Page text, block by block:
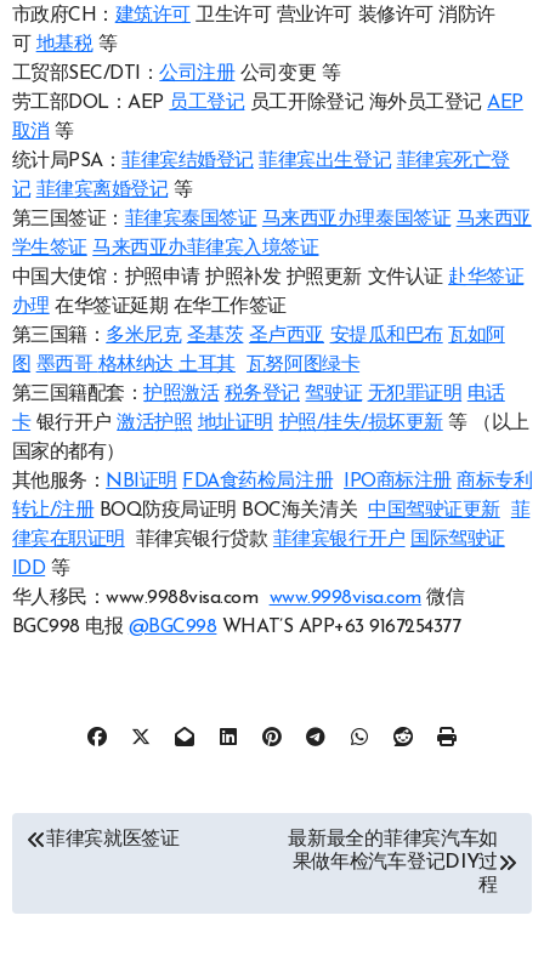
市政府CH： 建筑许可 卫生许可 营业许可 装修许可 消防许
可 地基税等
工贸部SEC/DTI：公司注册公司变更 等
劳工部DOL：AEP 员工登记员工开除登记 海外员工登记AEP
取消 等
统计局PSA：菲律宾结婚登记 菲律宾出生登记 菲律宾死亡登
记 菲律宾离婚登记等
第三国签证： 菲律宾泰国签证 马来西亚办理泰国签证 马来西亚
学生签证 马来西亚办菲律宾入境签证
中国大使馆：护照申请 护照补发 护照更新 文件认证 赴华签证
办理在华签证延期 在华工作签证
第三国籍： 多米尼克 圣基茨 圣卢西亚 安提瓜和巴布 瓦如阿
图 墨西哥 格林纳达土耳其
瓦努阿图绿卡
第三国籍配套：护照激活 税务登记 驾驶证 无犯罪证明 电话
卡银行开户激活护照 地址证明 护照/挂失/损坏更新等 （以上
国家的都有）
其他服务： NBI证明 FDA食药检局注册 IPO商标注册 商标专利
转让/注册BOQ防疫局证明 BOC海关清关中国驾驶证更新 菲
律宾在职证明
菲律宾银行贷款 菲律宾银行开户 国际驾驶证
IDD等
华人移民：www.9988visa.com www.9998visa.com微信
BGC998 电报 @BGC998WHAT’S APP+63 9167254377
文
导
菲律宾就医签证
最新最全的菲律宾汽车如
果做年检汽车登记DIY过
程